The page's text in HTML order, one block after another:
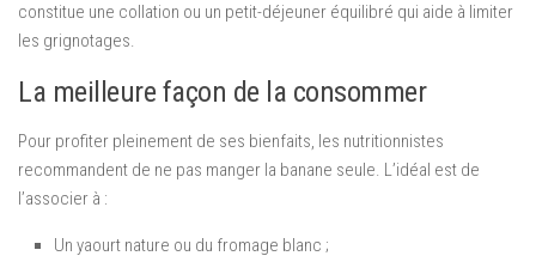
constitue une collation ou un petit-déjeuner équilibré qui aide à limiter
les grignotages.
La meilleure façon de la consommer
Pour profiter pleinement de ses bienfaits, les nutritionnistes
recommandent de ne pas manger la banane seule. L’idéal est de
l’associer à :
Un yaourt nature ou du fromage blanc ;